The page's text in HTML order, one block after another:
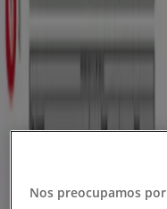
Ofertas de
Promociones
Nos preocupamos